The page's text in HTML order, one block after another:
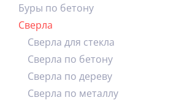
Буры по бетону
Сверла
Сверла для стекла
Сверла по бетону
Сверла по дереву
Сверла по металлу